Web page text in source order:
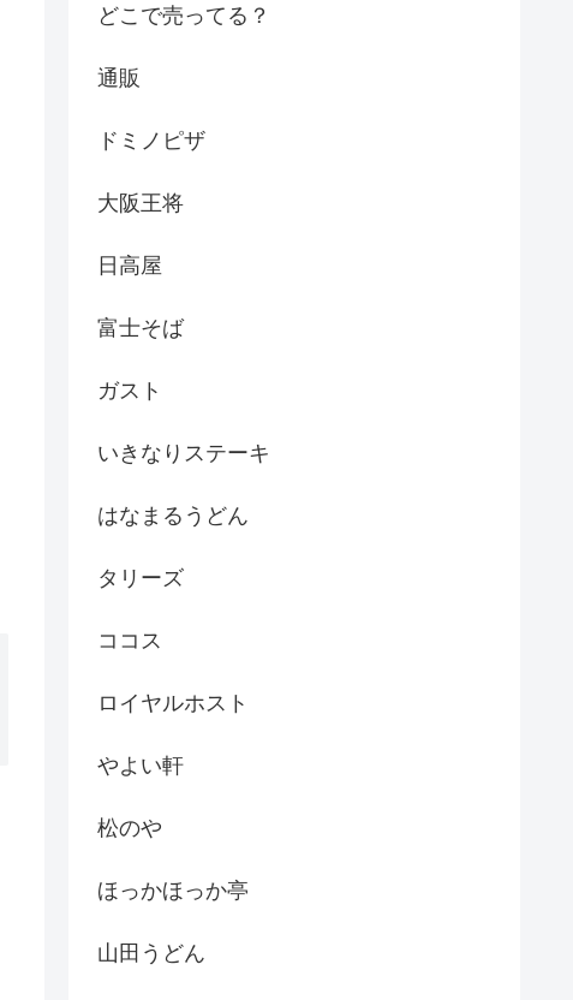
どこで売ってる？
通販
ドミノピザ
大阪王将
日高屋
富士そば
ガスト
いきなりステーキ
はなまるうどん
タリーズ
ココス
ロイヤルホスト
やよい軒
松のや
ほっかほっか亭
山田うどん